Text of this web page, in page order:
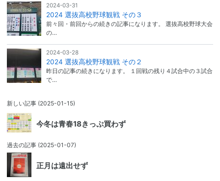
2024-03-31
2024 選抜高校野球観戦 その３
前々回・前回からの続きの記事になります。 選抜高校野球大会
の…
2024-03-28
2024 選抜高校野球観戦 その２
昨日の記事の続きになります。 １回戦の残り４試合中の３試合
で…
新しい記事 (2025-01-15)
今冬は青春18きっぷ買わず
過去の記事 (2025-01-07)
正月は遠出せず